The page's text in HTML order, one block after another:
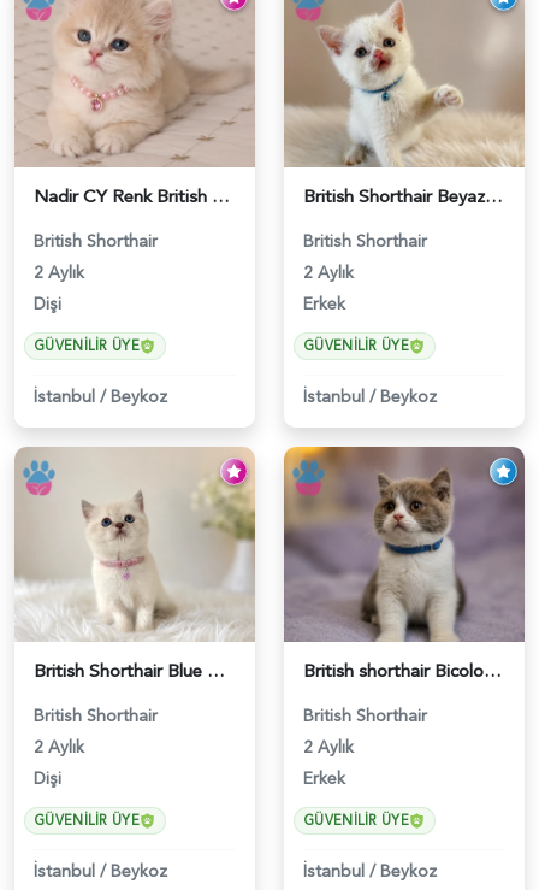
Nadir CY Renk British Shorthair Prensesimiz - 6483
British Shorthair
2 Aylık
Dişi
GÜVENILIR ÜYE
İstanbul /Beykoz
British Shorthair Beyaz Pamuksu Yavrumuz - 6419
British Shorthair
2 Aylık
Erkek
GÜVENILIR ÜYE
İstanbul /Beykoz
British Shorthair Blue Point Kızımız 2 Aylık - 5149
British Shorthair
2 Aylık
Dişi
GÜVENILIR ÜYE
İstanbul /Beykoz
British shorthair Bicolor Lilac Erkek - 5905
British Shorthair
2 Aylık
Erkek
GÜVENILIR ÜYE
İstanbul /Beykoz